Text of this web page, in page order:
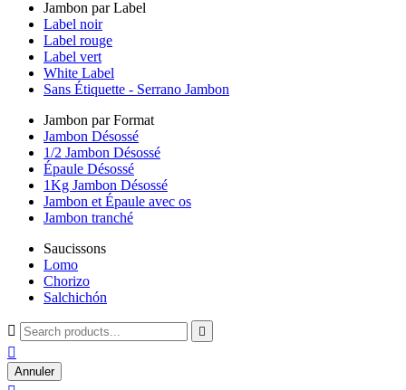
Jambon par Label
Label noir
Label rouge
Label vert
White Label
Sans Étiquette - Serrano Jambon
Jambon par Format
Jambon Désossé
1/2 Jambon Désossé
Épaule Désossé
1Kg Jambon Désossé
Jambon et Épaule avec os
Jambon tranché
Saucissons
Lomo
Chorizo
Salchichón
 

Annuler